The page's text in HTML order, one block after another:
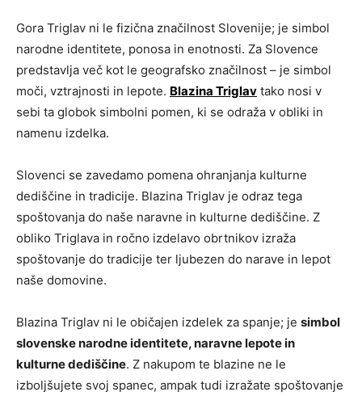
Gora Triglav ni le fizična značilnost Slovenije; je simbol
narodne identitete, ponosa in enotnosti. Za Slovence
predstavlja več kot le geografsko značilnost – je simbol
moči, vztrajnosti in lepote. Blazina Triglav tako nosi v
sebi ta globok simbolni pomen, ki se odraža v obliki in
namenu izdelka.
Slovenci se zavedamo pomena ohranjanja kulturne
dediščine in tradicije. Blazina Triglav je odraz tega
spoštovanja do naše naravne in kulturne dediščine. Z
obliko Triglava in ročno izdelavo obrtnikov izraža
spoštovanje do tradicije ter ljubezen do narave in lepot
naše domovine.
Blazina Triglav ni le običajen izdelek za spanje; je simbol
slovenske narodne identitete, naravne lepote in
kulturne dediščine. Z nakupom te blazine ne le
izboljšujete svoj spanec, ampak tudi izražate spoštovanje